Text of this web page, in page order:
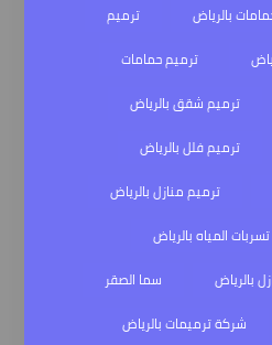
بالرياض
ترميم
ترميم حمامات
ترميم شقق بالرياض
ترميم فلل بالرياض
ترميم منازل بالرياض
المياه بالرياض
بالرياض
سما الصقر
شركة ترميمات بالرياض